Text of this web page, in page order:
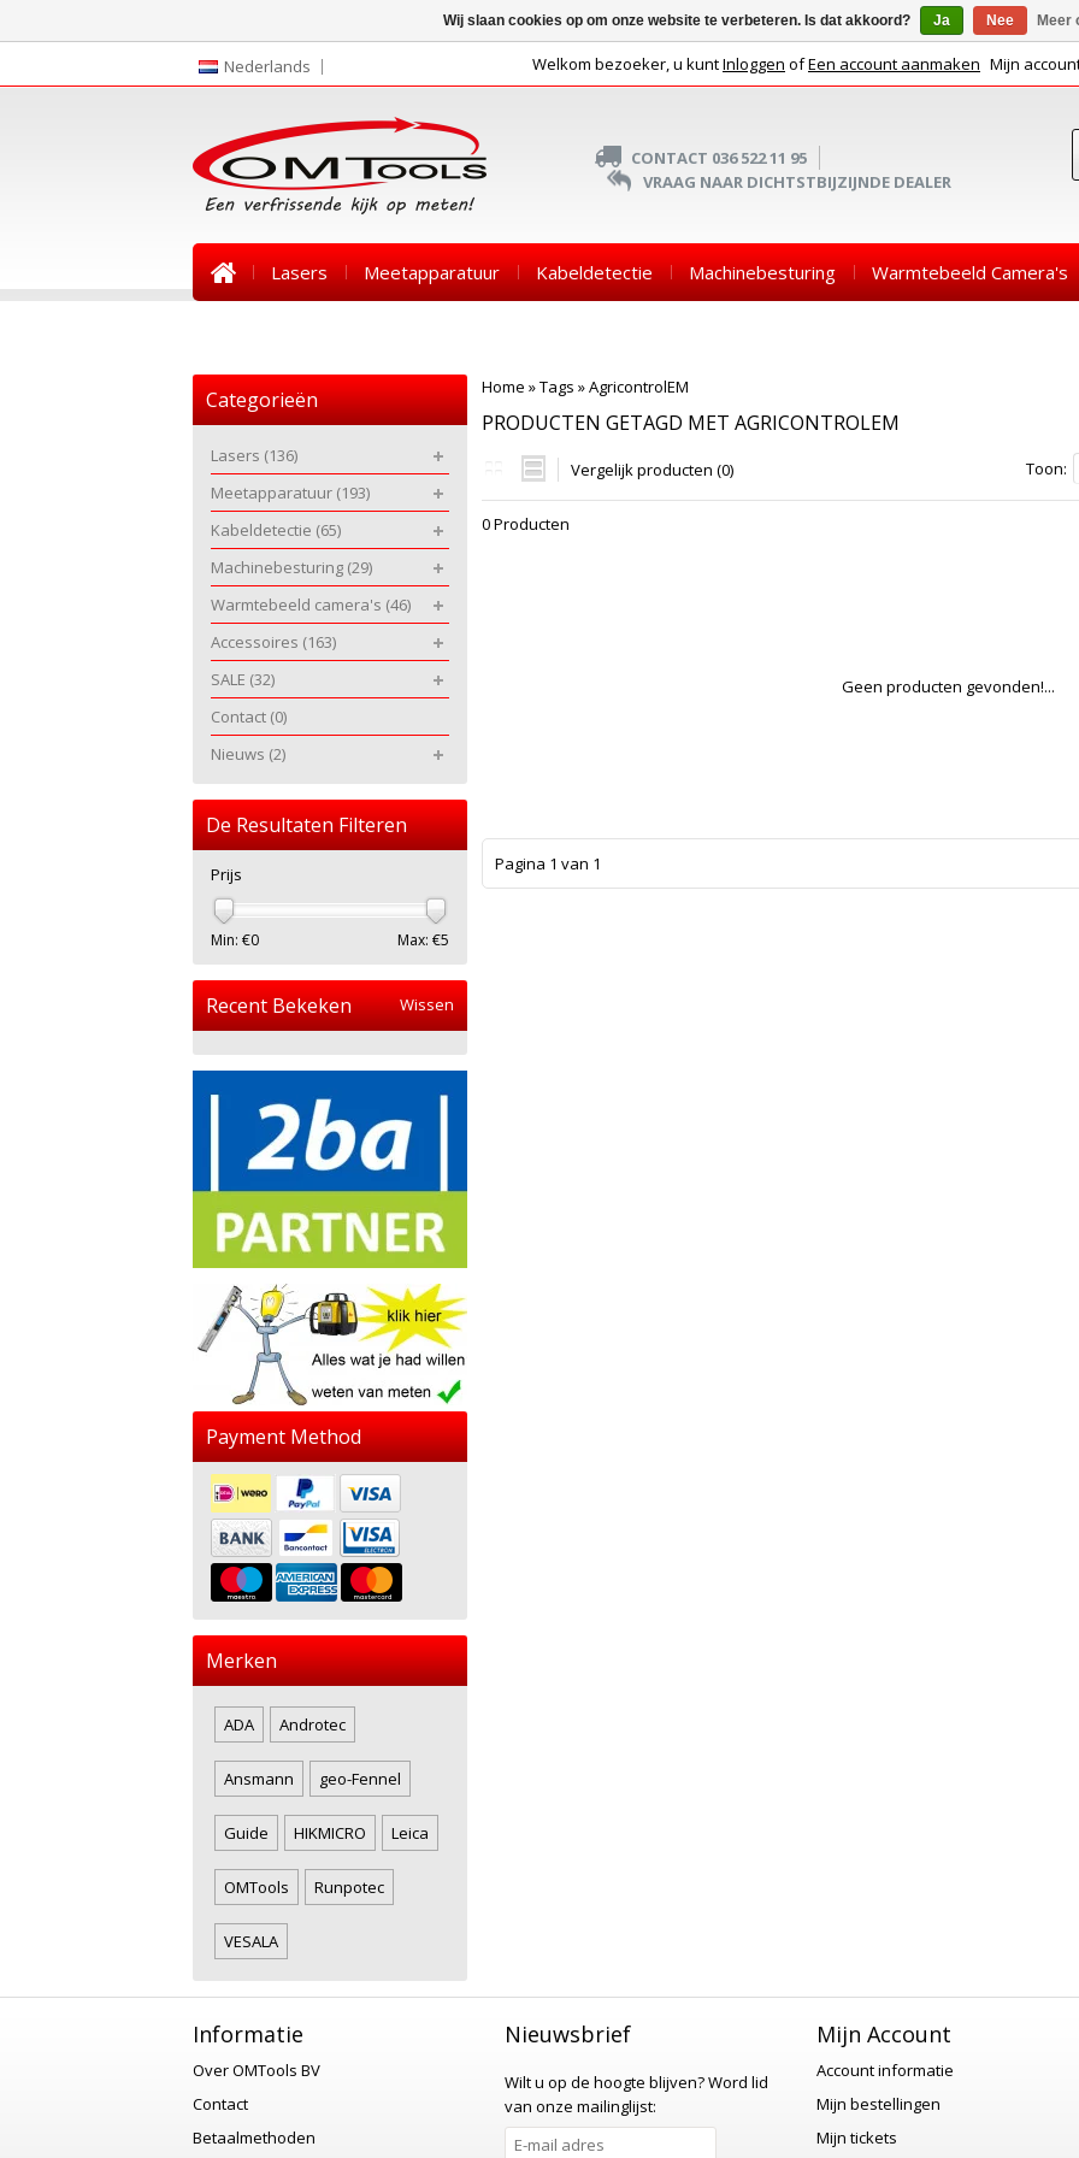
Nederlands Welkom bezoeker, u kuntInloggen ofEen account aanmaken Mijn
CONTACT 036 522 11 95
VRAAG NAAR DICHTSTBIJZIJNDE DEALER
Lasers Meetapparatuur Kabeldetectie Machinebesturing Warmtebeeld Camera's
Home »Tags »AgricontrolEM
PRODUCTEN GETAGD MET AGRICONTROLEM
Vergelijk producten (0) Toon:
0 Producten
Geen producten gevonden!...
Pagina 1 van 1
Categorieën
Lasers (136)
Meetapparatuur (193)
Kabeldetectie (65)
Machinebesturing (29)
Warmtebeeld camera's (46)
Accessoires (163)
SALE (32)
Contact (0)
Nieuws (2)
De Resultaten Filteren
Prijs
Min: €0 Max: €5
Recent Bekeken Wissen
Payment Method
Merken
ADA Androtec
Ansmann geo-Fennel
Guide HIKMICRO Leica
OMTools Runpotec
VESALA
Informatie
Over OMTools BV
Contact
Betaalmethoden
Nieuwsbrief
Wilt u op de hoogte blijven?Word lid
van onze mailinglijst:
Mijn Account
Account informatie
Mijn bestellingen
Mijn tickets
Wij slaan cookies op om onze website te verbeteren. Is dat akkoord? Ja Nee Meer